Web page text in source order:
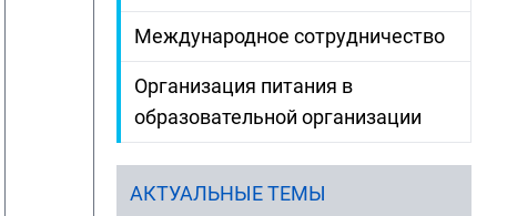
Международное сотрудничество
Организация питания в
образовательной организации
АКТУАЛЬНЫЕ ТЕМЫ